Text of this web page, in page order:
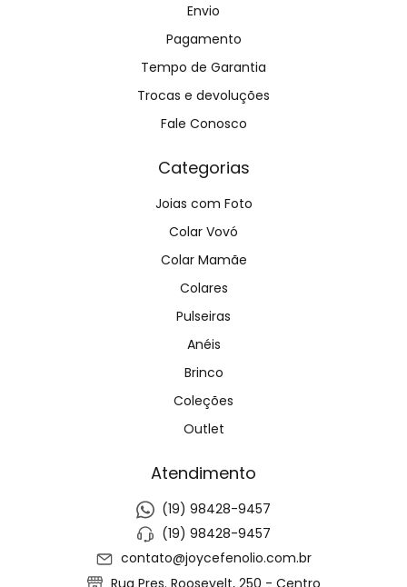
Envio
Pagamento
Tempo de Garantia
Trocas e devoluções
Fale Conosco
Categorias
Joias com Foto
Colar Vovó
Colar Mamãe
Colares
Pulseiras
Anéis
Brinco
Coleções
Outlet
Atendimento
(19) 98428-9457
(19) 98428-9457
contato@joycefenolio.com.br
Rua Pres. Roosevelt, 250 - Centro